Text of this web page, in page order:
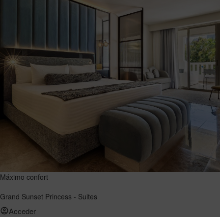
Máximo confort
Grand Sunset Princess - Suites
Acceder